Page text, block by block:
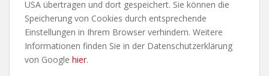
USA übertragen und dort gespeichert. Sie können die
Speicherung von Cookies durch entsprechende
Einstellungen in Ihrem Browser verhindern. Weitere
Informationen finden Sie in der Datenschutzerklärung
von Google hier.